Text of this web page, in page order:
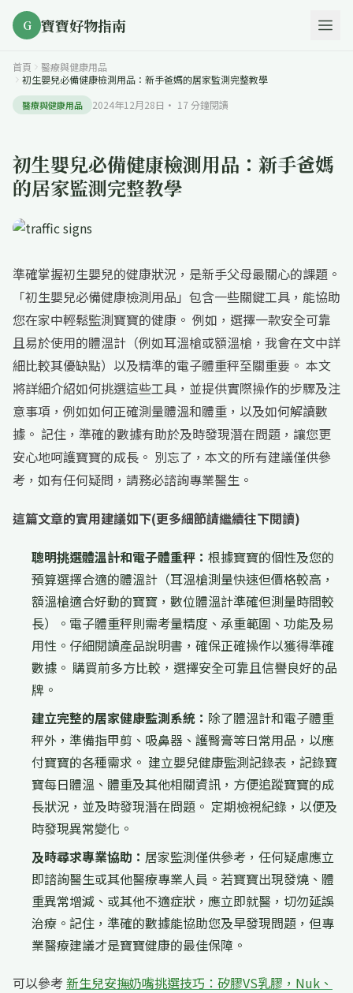
G 寶寶好物指南
首頁
醫療與健康用品
初生嬰兒必備健康檢測用品：新手爸媽的居家監測完整教學
醫療與健康用品 2024年12月28日 · 17 分鐘閱讀
初生嬰兒必備健康檢測用品：新手爸媽
的居家監測完整教學
準確掌握初生嬰兒的健康狀況，是新手父母最關心的課題。
「初生嬰兒必備健康檢測用品」包含一些關鍵工具，能協助
您在家中輕鬆監測寶寶的健康。 例如，選擇一款安全可靠
且易於使用的體溫計（例如耳溫槍或額溫槍，我會在文中詳
細比較其優缺點）以及精準的電子體重秤至關重要。 本文
將詳細介紹如何挑選這些工具，並提供實際操作的步驟及注
意事項，例如如何正確測量體溫和體重，以及如何解讀數
據。 記住，準確的數據有助於及時發現潛在問題，讓您更
安心地呵護寶寶的成長。 別忘了，本文的所有建議僅供參
考，如有任何疑問，請務必諮詢專業醫生。
這篇文章的實用建議如下(更多細節請繼續往下閱讀)
聰明挑選體溫計和電子體重秤： 根據寶寶的個性及您的
預算選擇合適的體溫計（耳溫槍測量快速但價格較高，
額溫槍適合好動的寶寶，數位體溫計準確但測量時間較
長）。電子體重秤則需考量精度、承重範圍、功能及易
用性。仔細閱讀產品說明書，確保正確操作以獲得準確
數據。 購買前多方比較，選擇安全可靠且信譽良好的品
牌。
建立完整的居家健康監測系統： 除了體溫計和電子體重
秤外，準備指甲剪、吸鼻器、護臀膏等日常用品，以應
付寶寶的各種需求。 建立嬰兒健康監測記錄表，記錄寶
寶每日體溫、體重及其他相關資訊，方便追蹤寶寶的成
長狀況，並及時發現潛在問題。 定期檢視紀錄，以便及
時發現異常變化。
及時尋求專業協助： 居家監測僅供參考，任何疑慮應立
即諮詢醫生或其他醫療專業人員。若寶寶出現發燒、體
重異常增減、或其他不適症狀，應立即就醫，切勿延誤
治療。記住，準確的數據能協助您及早發現問題，但專
業醫療建議才是寶寶健康的最佳保障。
可以參考新生兒安撫奶嘴挑選技巧：矽膠VS乳膠，Nuk、